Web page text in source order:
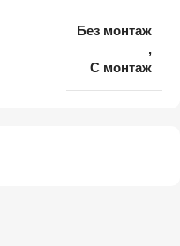
Без монтаж
,
С монтаж